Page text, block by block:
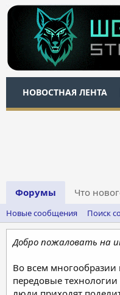
НОВОСТНАЯ ЛЕНТА
Форумы Что
Новые сообщения Поиск
Добро пожаловать на
Во всем
передовые